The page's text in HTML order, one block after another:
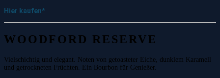
Hier kaufen*
WOODFORD RESERVE
Vielschichtig und elegant. Noten von getoasteter Eiche, dunklem Karamell
und getrockneten Früchten. Ein Bourbon für Genießer.